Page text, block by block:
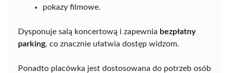
pokazy filmowe.
Dysponuje salą koncertową i zapewnia bezpłatny
parking, co znacznie ułatwia dostęp widzom.
Ponadto placówka jest dostosowana do potrzeb osób